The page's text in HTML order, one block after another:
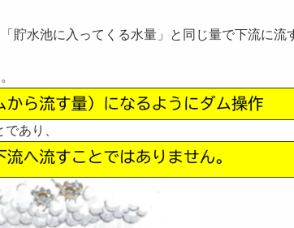
貯水池に入ってくる水量」と同じ量で下流に流
あり、